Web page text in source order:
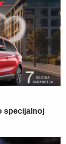
specijalnoj